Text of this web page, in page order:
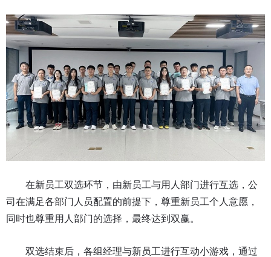
在新员工双选环节，由新员工与用人部门进行互选，公
司在满足各部门人员配置的前提下，尊重新员工个人意愿，
同时也尊重用人部门的选择，最终达到双赢。
双选结束后，各组经理与新员工进行互动小游戏，通过